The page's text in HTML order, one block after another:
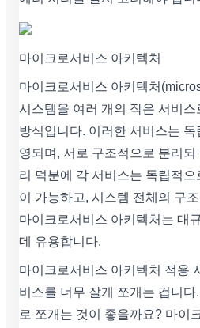
마이크로서비스 아키텍처
마이크로서비스 아키텍처
시스템을 여러 개의 작은 서비스
방식입니다. 이러한 서비스는
영되며, 서로 구조적으로 분리
리 덕분에 각 서비스는 독립적
이 가능하고, 시스템 전체의 구
마이크로서비스 아키텍처는 대
데 유용합니다.
마이크로서비스 아키텍처 적용
비스를 너무 잘게 쪼개는 겁니다
로 쪼개는 것이 좋을까요? 마이